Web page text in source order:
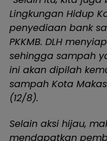
Lingkungan Hidup
penyediaan bank
PKKMB. DLH
sehingga sampah
ini akan dipilah
sampah Kota
(12/8).
Selain aksi hijau,
mendapatkan